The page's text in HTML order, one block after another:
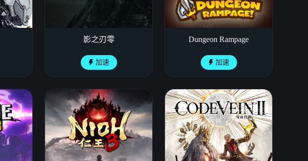
影之刃零
加速
Dungeon Rampage
加速